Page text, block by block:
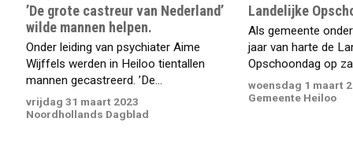
’De grote castreur van Nederland’
wilde mannen helpen.
Onder leiding van psychiater Aime
Wijffels werden in Heiloo tientallen
mannen gecastreerd. ’De...
vrijdag 31 maart 2023
Noordhollands Dagblad
Landelijke
Als gemeente
jaar van harte de
Opschoondag op
woensdag 1 maart
Gemeente Heiloo